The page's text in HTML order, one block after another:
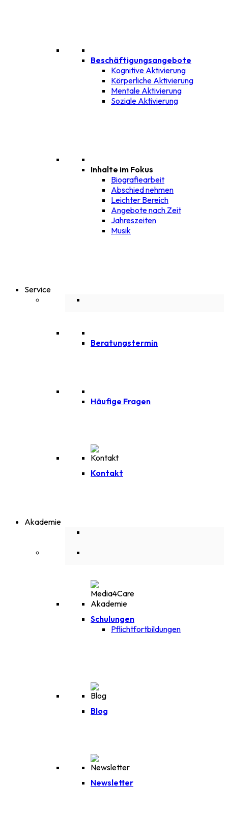
Beschäftigungsangebote
Kognitive Aktivierung
Körperliche Aktivierung
Mentale Aktivierung
Soziale Aktivierung
Inhalte im Fokus
Biografiearbeit
Abschied nehmen
Leichter Bereich
Angebote nach Zeit
Jahreszeiten
Musik
Service
Beratungstermin
Häufige Fragen
Kontakt
Akademie
Schulungen
Pflichtfortbildungen
Blog
Newsletter